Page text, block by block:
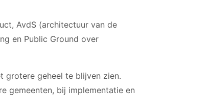
AvdS (architectuur van de
en Public Ground over
grotere geheel te blijven zien.
gemeenten, bij implementatie en